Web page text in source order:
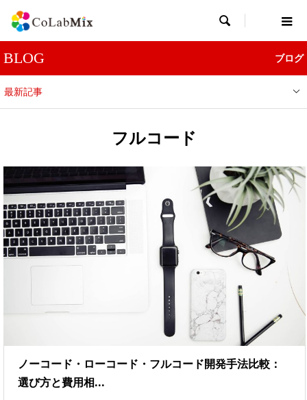

BLOG ブログ
最新記事
フルコード
ノーコード・ローコード・フルコード開発手法比較：
選び方と費用相...